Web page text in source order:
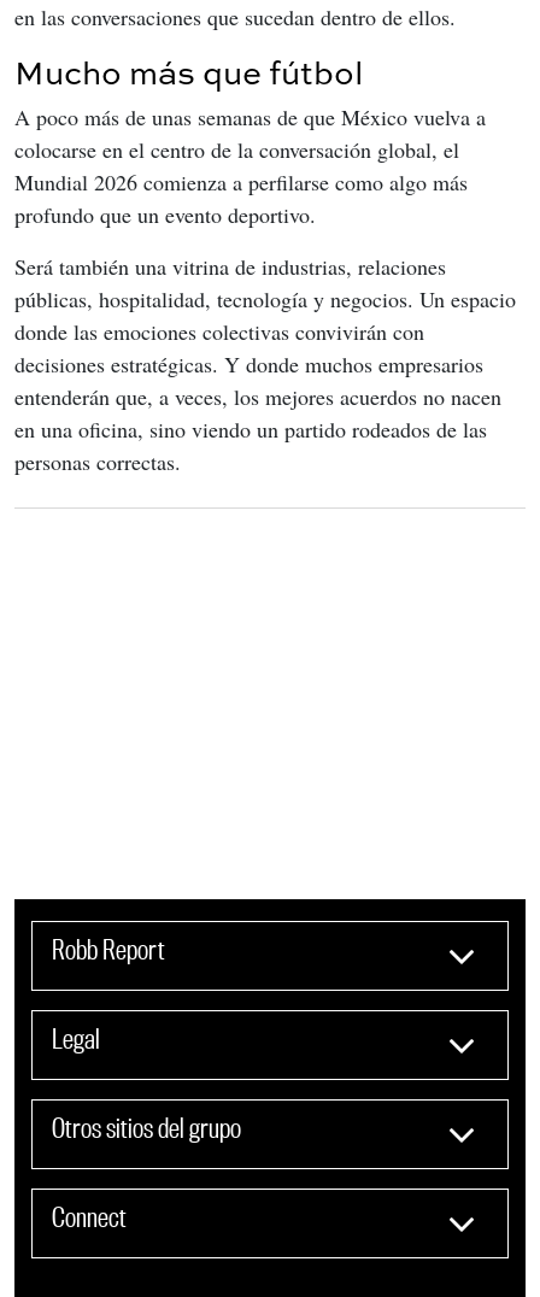
en las conversaciones que sucedan dentro de ellos.
Mucho más que fútbol
A poco más de unas semanas de que México vuelva a
colocarse en el centro de la conversación global, el
Mundial 2026 comienza a perfilarse como algo más
profundo que un evento deportivo.
Será también una vitrina de industrias, relaciones
públicas, hospitalidad, tecnología y negocios. Un espacio
donde las emociones colectivas convivirán con
decisiones estratégicas. Y donde muchos empresarios
entenderán que, a veces, los mejores acuerdos no nacen
en una oficina, sino viendo un partido rodeados de las
personas correctas.
Robb Report
Legal
Otros sitios del grupo
Connect